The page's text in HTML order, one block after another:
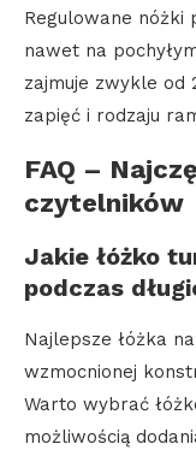
Regulowane nóżki
nawet na
zajmuje zwykle od
zapięć i rodzaju
FAQ –
czytelników
Jakie łóżko
podczas
Najlepsze łóżka
wzmocnionej
Warto wybrać
możliwością